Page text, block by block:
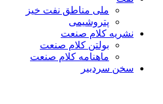
ملی مناطق نفت خیز
پتروشیمی
نشریه کلام صنعت
بولتن کلام صنعت
ماهنامه کلام صنعت
سخن سردبیر